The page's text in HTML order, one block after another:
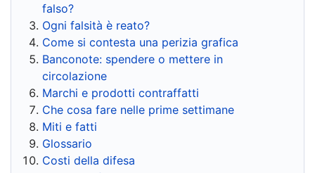
falso?
Ogni falsità è reato?
Come si contesta una perizia grafica
Banconote: spendere o mettere in
circolazione
Marchi e prodotti contraffatti
Che cosa fare nelle prime settimane
Miti e fatti
Glossario
Costi della difesa